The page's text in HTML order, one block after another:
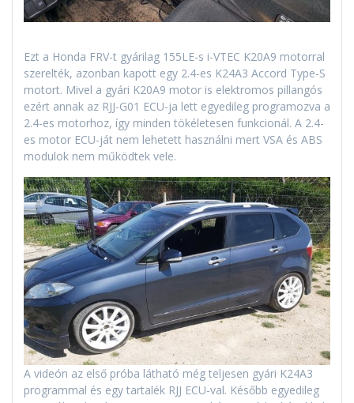
Ezt a Honda FRV-t gyárilag 155LE-s i-VTEC K20A9 motorral
szerelték, azonban kapott egy 2.4-es K24A3 Accord Type-S
motort. Mivel a gyári K20A9 motor is elektromos pillangós
ezért annak az RJJ-G01 ECU-ja lett egyedileg programozva a
2.4-es motorhoz, így minden tökéletesen funkcionál. A 2.4-
es motor ECU-ját nem lehetett használni mert VSA és ABS
modulok nem működtek vele.
A videón az első próba látható még teljesen gyári K24A3
programmal és egy tartalék RJJ ECU-val. Később egyedileg